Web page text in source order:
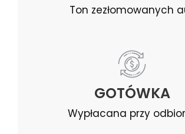
Ton zezłomowanych
GOTÓWKA
Wypłacana przy